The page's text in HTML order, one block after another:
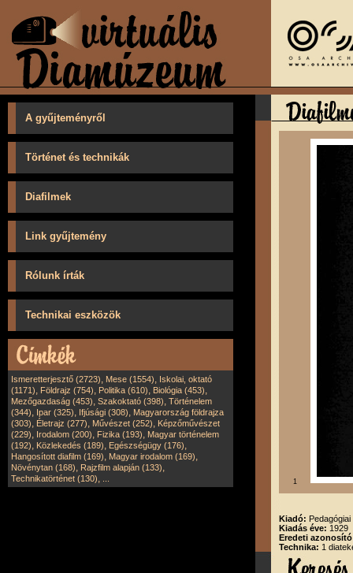
A gyűjteményről
Történet és technikák
Diafilmek
Link gyűjtemény
Rólunk írták
Technikai eszközök
Ismeretterjesztő (2723), Mese (1554), Iskolai, oktató
(1171), Földrajz (754), Politika (610), Biológia (453),
Mezőgazdaság (453), Szakoktató (398), Történelem
(344), Ipar (325), Ifjúsági (308), Magyarország földrajza
(303), Életrajz (277), Művészet (252), Képzőművészet
(229), Irodalom (200), Fizika (193), Magyar történelem
(192), Közlekedés (189), Egészségügy (176),
Hangosított diafilm (169), Magyar irodalom (169),
Növénytan (168), Rajzfilm alapján (133),
Technikatörténet (130), 1
Kiadó:
Kiadás éve: 1929
Eredeti
Technika: 1